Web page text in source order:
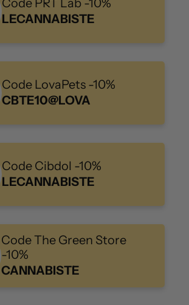
Code PRT Lab -10%
LECANNABISTE
Code LovaPets -10%
CBTE10@LOVA
Code Cibdol -10%
LECANNABISTE
Code The Green Store
-10%
CANNABISTE